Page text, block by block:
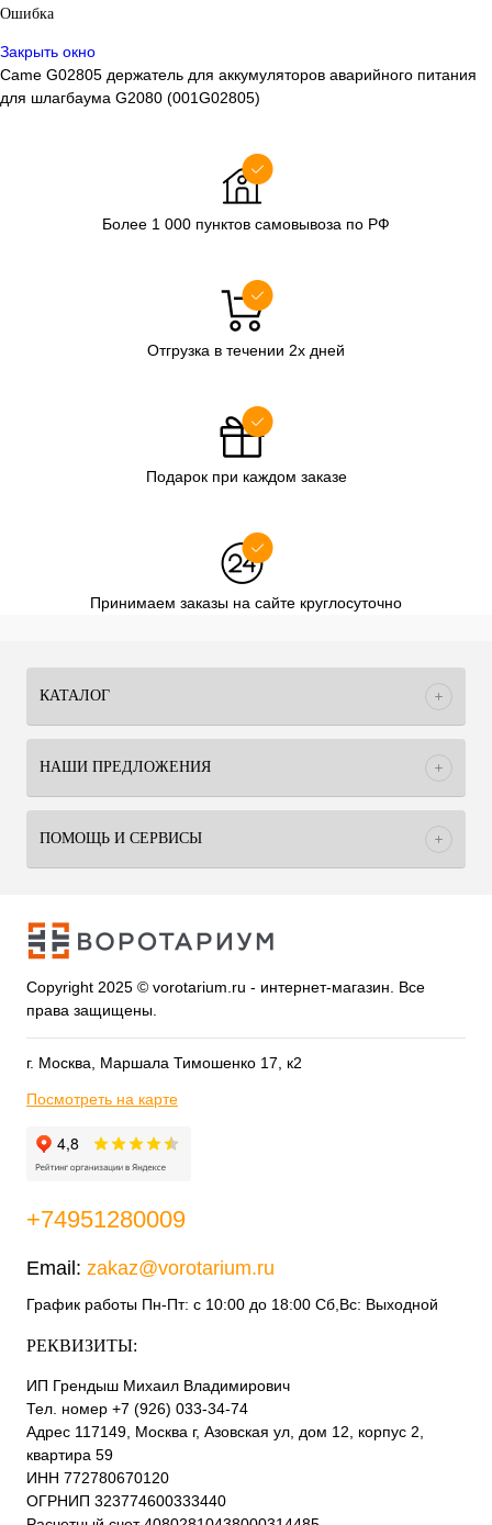
Ошибка
Закрыть окно
Came G02805 держатель для аккумуляторов аварийного питания
для шлагбаума G2080 (001G02805)
Более 1 000 пунктов самовывоза по РФ
Отгрузка в течении 2х дней
Подарок при каждом заказе
Принимаем заказы на сайте круглосуточно
КАТАЛОГ
НАШИ ПРЕДЛОЖЕНИЯ
ПОМОЩЬ И СЕРВИСЫ
Copyright 2025 © vorotarium.ru - интернет-магазин. Все
права защищены.
г. Москва, Маршала Тимошенко 17, к2
Посмотреть на карте
+74951280009
Email: zakaz@vorotarium.ru
График работы Пн-Пт: с 10:00 до 18:00 Сб,Вс: Выходной
РЕКВИЗИТЫ:
ИП Грендыш Михаил Владимирович
Тел. номер +7 (926) 033-34-74
Адрес 117149, Москва г, Азовская ул, дом 12, корпус 2,
квартира 59
ИНН 772780670120
ОГРНИП 323774600333440